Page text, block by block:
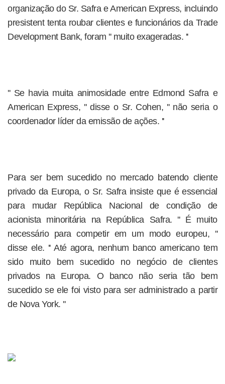
organização do Sr. Safra e American Express, incluindo
presistent tenta roubar clientes e funcionários da Trade
Development Bank, foram '' muito exageradas. ''
'' Se havia muita animosidade entre Edmond Safra e
American Express, '' disse o Sr. Cohen, '' não seria o
coordenador líder da emissão de ações. ''
Para ser bem sucedido no mercado batendo cliente
privado da Europa, o Sr. Safra insiste que é essencial
para mudar República Nacional de condição de
acionista minoritária na República Safra. '' É muito
necessário para competir em um modo europeu, ''
disse ele. '' Até agora, nenhum banco americano tem
sido muito bem sucedido no negócio de clientes
privados na Europa. O banco não seria tão bem
sucedido se ele foi visto para ser administrado a partir
de Nova York. ''